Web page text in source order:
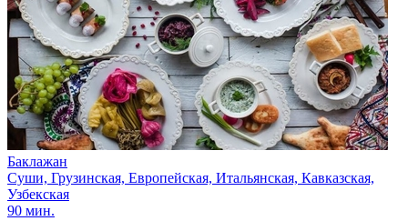
Баклажан
Суши, Грузинская, Европейская, Итальянская, Кавказская,
Узбекская
90 мин.